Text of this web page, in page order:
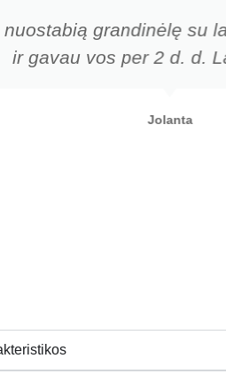
nuostabią grandinėlę su
ir gavau vos per 2 d. d.
Jolanta